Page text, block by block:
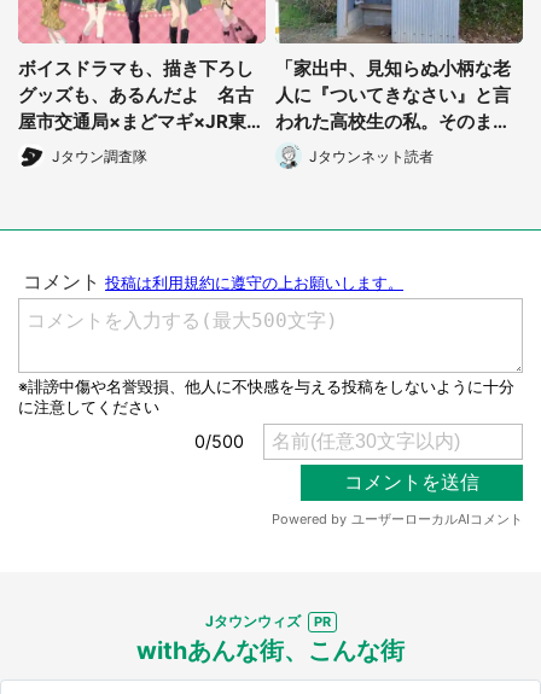
ボイスドラマも、描き下ろし
グッズも、あるんだよ 名古
屋市交通局×まどマギ×JR東海
コラボ開催【2／20～4／1
Jタウン調査隊
「家出中、見知らぬ小柄な老
人に『ついてきなさい』と言
われた高校生の私。そのまま
連れて行かれた先は...」（50
代男性）
Jタウンネット読者
Jタウンウィズ
withあんな街、こんな街